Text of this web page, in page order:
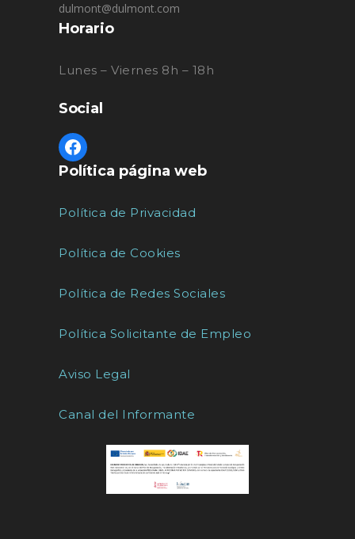
dulmont@dulmont.com
Horario
Lunes – Viernes 8h – 18h
Social
Política página web
Política de Privacidad
Política de Cookies
Política de Redes Sociales
Política Solicitante de Empleo
Aviso Legal
Canal del Informante